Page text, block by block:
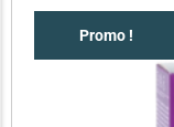
Promo !